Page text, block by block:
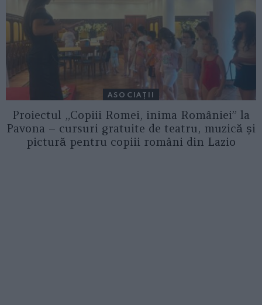
ASOCIAŢII
Proiectul „Copiii Romei, inima României” la
Pavona – cursuri gratuite de teatru, muzică și
pictură pentru copiii români din Lazio